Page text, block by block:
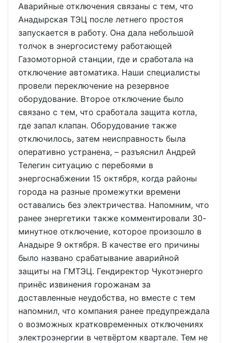
Аварийные отключения связаны с тем, что
Анадырская ТЭЦ после летнего простоя
запускается в работу. Она дала небольшой
толчок в энергосистему работающей
Газомоторной станции, где и сработала на
отключение автоматика. Наши специалисты
провели переключение на резервное
оборудование. Второе отключение было
связано с тем, что сработала защита котла,
где запал клапан. Оборудование также
отключилось, затем неисправность была
оперативно устранена, – разъяснил Андрей
Телегин ситуацию с перебоями в
энергоснабжении 15 октября, когда районы
города на разные промежутки времени
оставались без электричества. Напомним, что
ранее энергетики также комментировали 30-
минутное отключение, которое произошло в
Анадыре 9 октября. В качестве его причины
было названо срабатывание аварийной
защиты на ГМТЭЦ. Гендиректор Чукотэнерго
принёс извинения горожанам за
доставленные неудобства, но вместе с тем
напомнил, что компания ранее предупреждала
о возможных кратковременных отключениях
электроэнергии в четвёртом квартале. Тем не